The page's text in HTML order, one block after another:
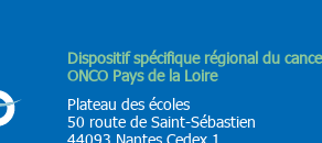
Dispositif spécifique régional du
ONCO Pays de la Loire
Plateau des écoles
50 route de Saint-Sébastien